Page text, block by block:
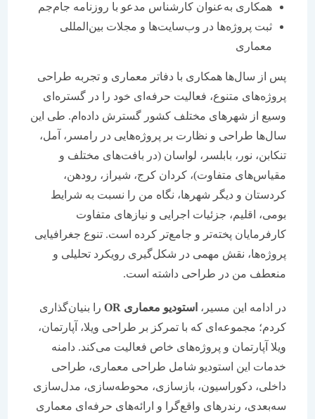
همکاری به‌عنوان کارشناس مدعو با روزنامه جام‌جم
ثبت پروژه‌ها در وب‌سایت‌ها و مجلات بین‌المللی
معماری
پس از سال‌ها همکاری با دفاتر معماری و تجربه طراحی
پروژه‌های متنوع، فعالیت حرفه‌ای خود را در گستره‌ای
وسیع از شهرهای مختلف کشور گسترش داده‌ام. طی این
سال‌ها طراحی و نظارت بر پروژه‌هایی در رامسر، آمل،
تنکابن، نور، بابلسر، لواسان (در بافت‌های مختلف و
مقیاس‌های متفاوت)، کردان کرج، شیراز، رودهن،
کردستان و دیگر شهرها، نگاه من را نسبت به شرایط
بومی، اقلیم، جزئیات اجرایی و نیازهای متفاوت
کارفرمایان پخته‌تر و جامع‌تر کرده است. تنوع جغرافیایی
پروژه‌ها، نقش مهمی در شکل‌گیری رویکرد تحلیلی و
منعطف من در طراحی داشته است.
در ادامه این مسیر،استودیو معماریORرا بنیان‌گذاری
کردم؛ مجموعه‌ای که با تمرکز بر طراحی ویلا، آپارتمان،
ویلا آپارتمان و پروژه‌های خاص فعالیت می‌کند. دامنه
خدمات این استودیو شامل طراحی معماری، طراحی
داخلی، دکوراسیون، بازسازی، محوطه‌سازی، مدل‌سازی
سه‌بعدی، رندرهای واقع‌گرا و ارائه‌های حرفه‌ای معماری